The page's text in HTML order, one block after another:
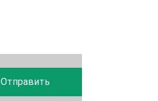
Отправить